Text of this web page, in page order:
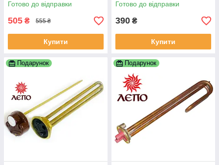
(Гарантерм) 1500 Вт
Готово до відправки
505 ₴ 555 ₴
Купити
Готово до відправки
390 ₴
Купити
Подарунок Подарунок